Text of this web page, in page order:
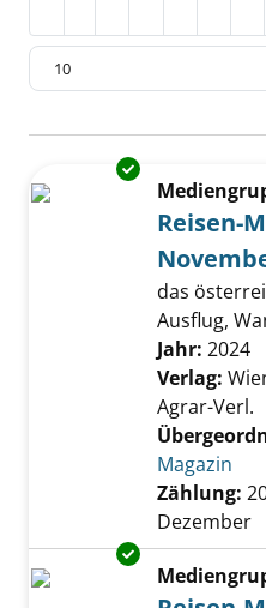
Suchergebnis
Zu den Suchfiltern springen
Exemplar-
Reisen-
das
Ausflug,
Suche nach
Jahr: 2024
Verlag:
Agrar-Verl.
Magazin
Zählung:
Dezember
Exemplar-